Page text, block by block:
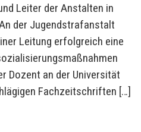
Leiter der Anstalten in
der Jugendstrafanstalt
Leitung erfolgreich eine
Dozent an der Universität
Fachzeitschriften […]